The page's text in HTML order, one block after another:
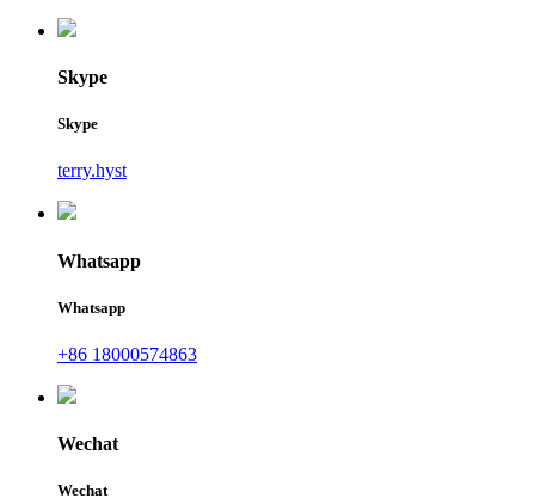
Skype
Skype
terry.hyst
Whatsapp
Whatsapp
+86 18000574863
Wechat
Wechat